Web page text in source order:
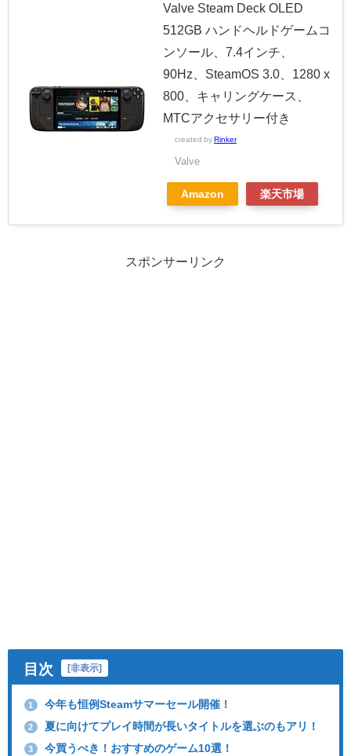
Valve Steam Deck OLED
512GB ハンドヘルドゲームコ
ンソール、7.4インチ、
90Hz、SteamOS 3.0、1280 x
800、キャリングケース、
MTCアクセサリー付き
created by Rinker
Valve
Amazon 楽天市場
スポンサーリンク
目次 [非表示]
1 今年も恒例Steamサマーセール開催！
2 夏に向けてプレイ時間が長いタイトルを選ぶのもアリ！
3 今買うべき！おすすめのゲーム10選！